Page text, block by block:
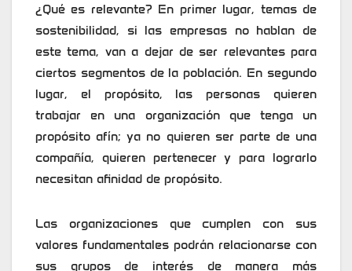
¿Qué es relevante? En primer lugar, temas de
sostenibilidad, si las empresas no hablan de
este tema, van a dejar de ser relevantes para
ciertos segmentos de la población. En segundo
lugar, el propósito, las personas quieren
trabajar en una organización que tenga un
propósito afín; ya no quieren ser parte de una
compañía, quieren pertenecer y para lograrlo
necesitan afinidad de propósito.
Las organizaciones que cumplen con sus
valores fundamentales podrán relacionarse con
sus grupos de interés de manera más